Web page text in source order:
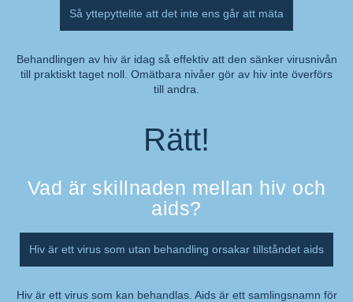
Så yttepyttelite att det inte ens går att mäta
Kommentar:
Behandlingen av hiv är idag så effektiv att den sänker virusnivån
till praktiskt taget noll. Omätbara nivåer gör av hiv inte överförs
till andra.
Rätt!
Vad är skillnaden mellan hiv och
aids?
Hiv är ett virus som utan behandling orsakar tillståndet aids
Hiv är ett virus som kan behandlas. Aids är ett samlingsnamn för